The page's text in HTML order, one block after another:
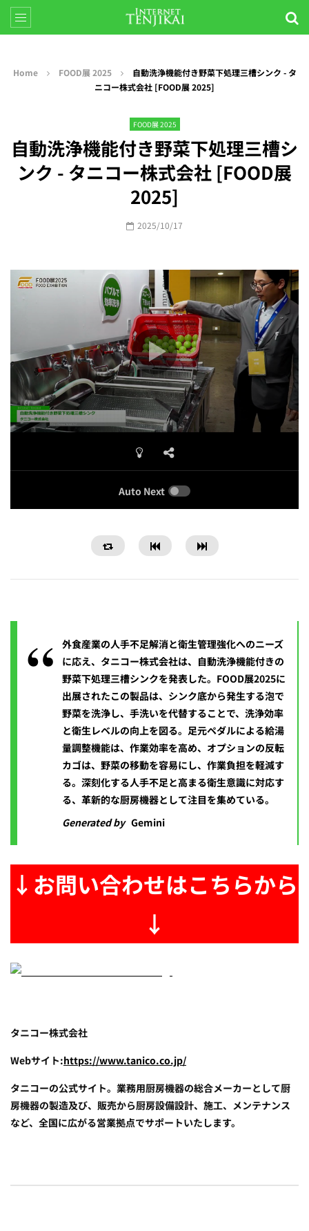
Home FOOD展 2025
自動洗浄機能付き野菜下処理三槽シンク - タ
ニコー株式会社 [FOOD展 2025]
FOOD展 2025
自動洗浄機能付き野菜下処理三槽シ
ンク - タニコー株式会社 [FOOD展
2025]
2025/10/17
Auto Next
外食産業の人手不足解消と衛生管理強化へのニーズ
に応え、タニコー株式会社は、自動洗浄機能付きの
野菜下処理三槽シンクを発表した。FOOD展2025に
出展されたこの製品は、シンク底から発生する泡で
野菜を洗浄し、手洗いを代替することで、洗浄効率
と衛生レベルの向上を図る。足元ペダルによる給湯
量調整機能は、作業効率を高め、オプションの反転
カゴは、野菜の移動を容易にし、作業負担を軽減す
る。深刻化する人手不足と高まる衛生意識に対応す
る、革新的な厨房機器として注目を集めている。
Generated by Gemini
↓お問い合わせはこちらから
↓
タニコー株式会社
Webサイト:https://www.tanico.co.jp/
タニコーの公式サイト。業務用厨房機器の総合メーカーとして厨
房機器の製造及び、販売から厨房設備設計、施工、メンテナンス
など、全国に広がる営業拠点でサポートいたします。